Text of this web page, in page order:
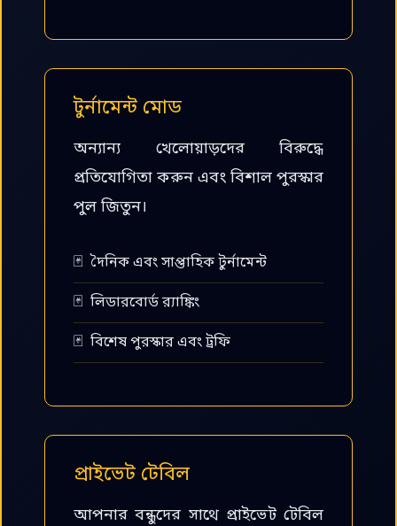
টুর্নামেন্ট মোড
অন্যান্য খেলোয়াড়দের বিরুদ্ধে
প্রতিযোগিতা করুন এবং বিশাল পুরস্কার
পুল জিতুন।
দৈনিক এবং সাপ্তাহিক টুর্নামেন্ট
লিডারবোর্ড র‍্যাঙ্কিং
বিশেষ পুরস্কার এবং ট্রফি
প্রাইভেট টেবিল
আপনার বন্ধুদের সাথে প্রাইভেট টেবিল